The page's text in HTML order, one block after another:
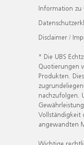
Information zu
Disclaimer /
* Die UBS
Quotierungen
Produkten.
nachzufolgen.
Vollständigkeit
angewandten